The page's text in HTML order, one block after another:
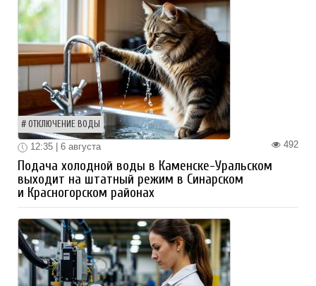
ОТКЛЮЧЕНИЕ ВОДЫ
492
12:35 | 6 августа
Подача холодной воды в Каменске-Уральском
выходит на штатный режим в Синарском
и Красногорском районах